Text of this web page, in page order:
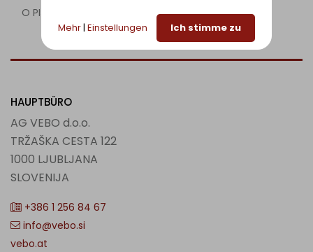
O PIŠKOTKIH
HAUPTBÜRO
AG VEBO d.o.o.
TRŽAŠKA CESTA 122
1000 LJUBLJANA
SLOVENIJA
+386 1 256 84 67
info@vebo.si
vebo.at
Mehr| Einstellungen Ich stimme zu